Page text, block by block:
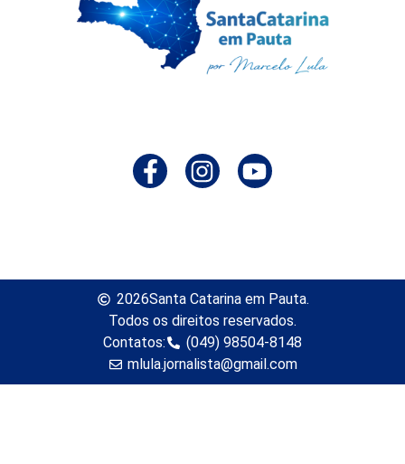
2026Santa Catarina em Pauta.
Todos os direitos reservados.
Contatos:
(049) 98504-8148
mlula.jornalista@gmail.com